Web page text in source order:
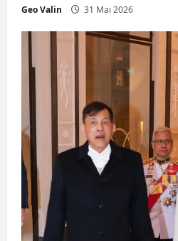
Geo Valin 31 Mai 2026